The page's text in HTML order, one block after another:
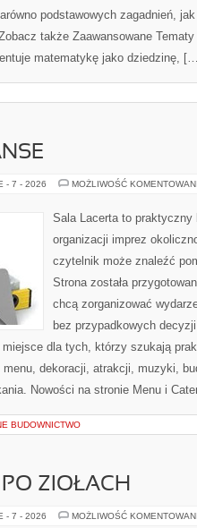
podstawowych zagadnień,
także Zaawansowane
matematykę jako dziedzinę,
- 7 - 2026 MOŻLIWOŚĆ
Sala Lacerta to praktyczny
organizacji imprez
czytelnik może znaleźć
Strona została
chcą zorganizować
bez przypadkowych
dla tych, którzy szukają
dekoracji, atrakcji, muzyki,
Nowości na stronie Menu i
BUDOWNICTWO
ZIOŁACH
- 7 - 2026 MOŻLIWOŚĆ